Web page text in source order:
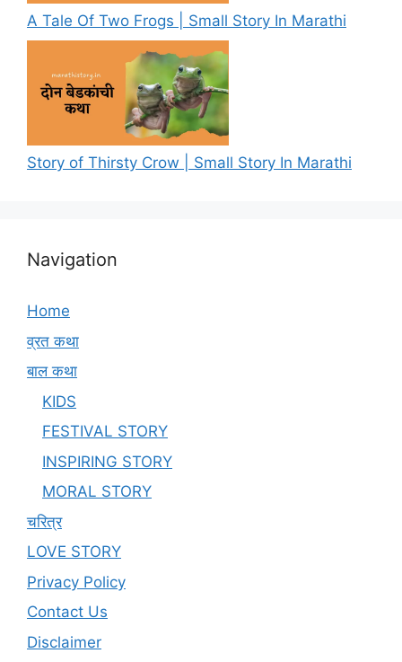
A Tale Of Two Frogs | Small Story In Marathi
Story of Thirsty Crow | Small Story In Marathi
Navigation
Home
व्रत कथा
बाल कथा
KIDS
FESTIVAL STORY
INSPIRING STORY
MORAL STORY
चरित्र
LOVE STORY
Privacy Policy
Contact Us
Disclaimer